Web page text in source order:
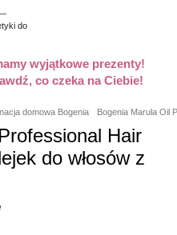
wyjątkowe prezenty!
co czeka na Ciebie!
domowa Bogenia Bogenia Marula Oil
Hair
do włosów z